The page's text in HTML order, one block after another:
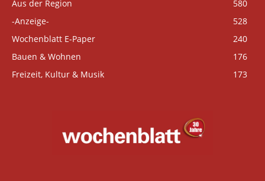
Aus der Region
580
-Anzeige-
528
Wochenblatt E-Paper
240
Bauen & Wohnen
176
Freizeit, Kultur & Musik
173